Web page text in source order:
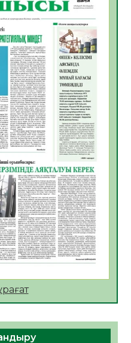
қарсы иммундау
28
25
мәлімет
26
полиция
астам
қамтамасыз етті
38
ҰРПАҚ –
КЕҢЕЙТІЛГЕН
38
көшуге ең